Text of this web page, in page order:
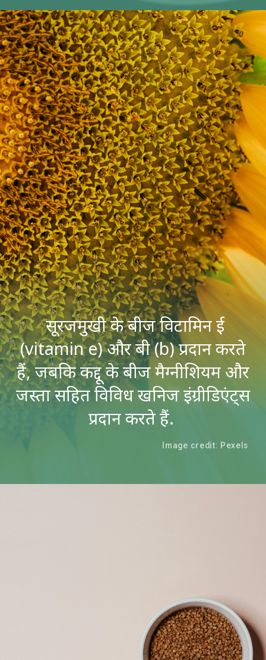
Image credit: Pexels
सूरजमुखी के बीज विटामिन ई
(vitamin e) और बी (b) प्रदान करते
हैं, जबकि कद्दू के बीज मैग्नीशियम और
जस्ता सहित विविध खनिज इंग्रीडिएंट्स
प्रदान करते हैं.